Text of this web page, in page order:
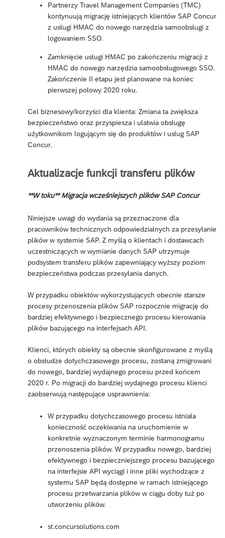
Partnerzy Travel Management Companies (TMC)
kontynuują migrację istniejących klientów SAP Concur
z usługi HMAC do nowego narzędzia samoobsługi z
logowaniem SSO.
Zamknięcie usługi HMAC po zakończeniu migracji z
HMAC do nowego narzędzia samoobsługowego SSO.
Zakończenie II etapu jest planowane na koniec
pierwszej połowy 2020 roku.
Cel biznesowy/korzyści dla klienta: Zmiana ta zwiększa
bezpieczeństwo oraz przyspiesza i ułatwia obsługę
użytkownikom logującym się do produktów i usług SAP
Concur.
Aktualizacje funkcji transferu plików
**W toku** Migracja wcześniejszych plików SAP Concur
Niniejsze uwagi do wydania są przeznaczone dla
pracowników technicznych odpowiedzialnych za przesyłanie
plików w systemie SAP. Z myślą o klientach i dostawcach
uczestniczących w wymianie danych SAP utrzymuje
podsystem transferu plików zapewniający wyższy poziom
bezpieczeństwa podczas przesyłania danych.
W przypadku obiektów wykorzystujących obecnie starsze
procesy przenoszenia plików SAP rozpocznie migrację do
bardziej efektywnego i bezpiecznego procesu kierowania
plików bazującego na interfejsach API.
Klienci, których obiekty są obecnie skonfigurowane z myślą
o obsłudze dotychczasowego procesu, zostaną zmigrowani
do nowego, bardziej wydajnego procesu przed końcem
2020 r. Po migracji do bardziej wydajnego procesu klienci
zaobserwują następujące usprawnienia:
W przypadku dotychczasowego procesu istniała
konieczność oczekiwania na uruchomienie w
konkretnie wyznaczonym terminie harmonogramu
przenoszenia plików. W przypadku nowego, bardziej
efektywnego i bezpieczniejszego procesu bazującego
na interfejsie API wyciągi i inne pliki wychodzące z
systemu SAP będą dostępne w ramach istniejącego
procesu przetwarzania plików w ciągu doby tuż po
utworzeniu plików.
st.concursolutions.com